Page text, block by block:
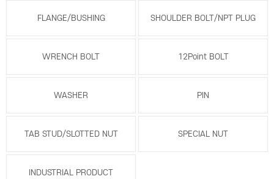
FLANGE/BUSHING SHOULDER BOLT/NPT PLUG
WRENCH BOLT 12Point BOLT
WASHER PIN
TAB STUD/SLOTTED NUT SPECIAL NUT
INDUSTRIAL PRODUCT